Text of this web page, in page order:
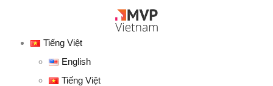
Tiếng Việt
English
Tiếng Việt